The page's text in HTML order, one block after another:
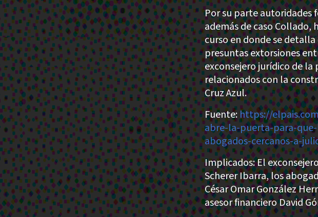
Por su parte autoridades
además de caso Collado,
curso en donde se
presuntas extorsiones
exconsejero jurídico de la
relacionados con la
Cruz Azul.
Fuente: https://
abre-la-puerta-para-
abogados-cercanos-a-
Implicados: El
Scherer Ibarra, los
César Omar González
asesor financiero David